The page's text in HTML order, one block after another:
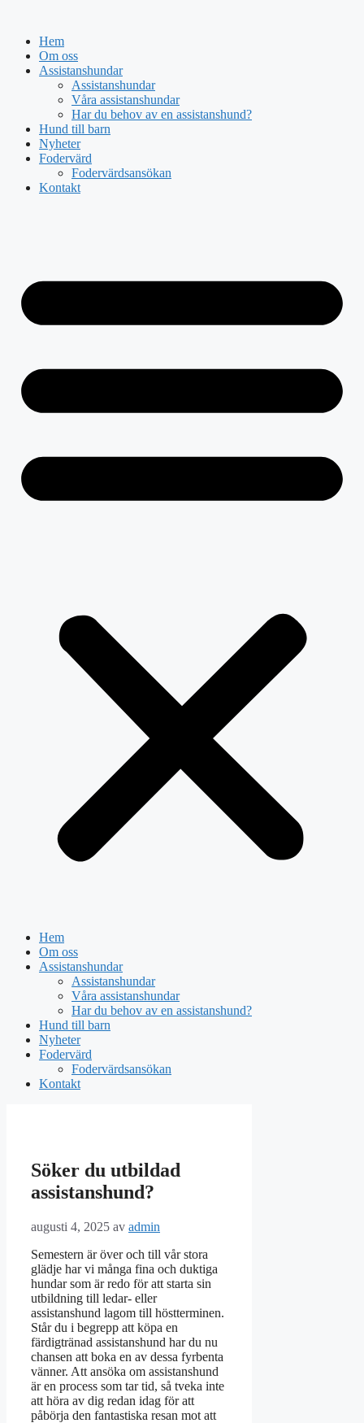
innehållHem
Om oss
Assistanshundar
Assistanshundar
Våra assistanshundar
Har du behov av en assistanshund?
Hund till barn
Nyheter
Fodervärd
Fodervärdsansökan
Kontakt
Hem
Om oss
Assistanshundar
Assistanshundar
Våra assistanshundar
Har du behov av en assistanshund?
Hund till barn
Nyheter
Fodervärd
Fodervärdsansökan
Kontakt
Söker du utbildad
assistanshund?
augusti 4, 2025 av admin
Semestern är över och till vår stora
glädje har vi många fina och duktiga
hundar som är redo för att starta sin
utbildning till ledar- eller
assistanshund lagom till höstterminen.
Står du i begrepp att köpa en
färdigtränad assistanshund har du nu
chansen att boka en av dessa fyrbenta
vänner. Att ansöka om assistanshund
är en process som tar tid, så tveka inte
att höra av dig redan idag för att
påbörja den fantastiska resan mot att